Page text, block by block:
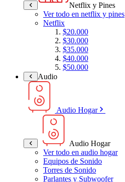
Netflix y Pines
Ver todo en netflix y pines
Netflix
$20.000
$30.000
$35.000
$40.000
$50.000
Audio
Audio Hogar
Audio Hogar
Ver todo en audio hogar
Equipos de Sonido
Torres de Sonido
Parlantes y Subwoofer